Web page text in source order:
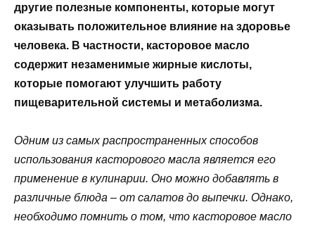
другие полезные компоненты, которые могут
оказывать положительное влияние на здоровье
человека. В частности, касторовое масло
содержит незаменимые жирные кислоты,
которые помогают улучшить работу
пищеварительной системы и метаболизма.
Одним из самых распространенных способов
использования касторового масла является его
применение в кулинарии. Оно можно добавлять в
различные блюда – от салатов до выпечки. Однако,
необходимо помнить о том, что касторовое масло